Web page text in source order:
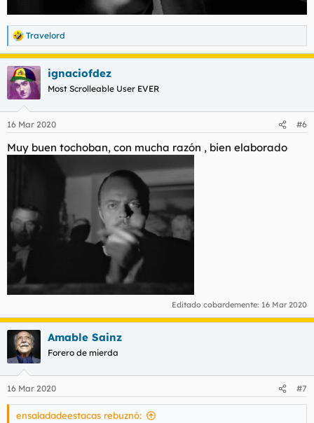
R
e
a
c
c
i
e
:
Travelord
ignaciofdez
Most Scrolleable User EVER
16 Mar 2020 #6
Muy buen tochoban, con mucha razón , bien elaborado
Editado cobardemente: 16 Mar 2020
Amable Sainz
Forero de mierda
16 Mar 2020 #7
ensaladadeestacas rebuznó: